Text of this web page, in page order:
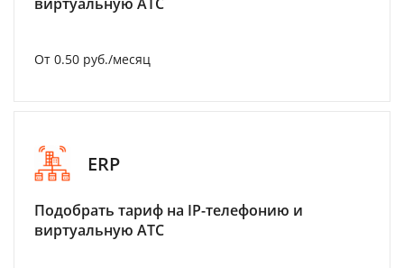
виртуальную АТС
От 0.50 руб./месяц
ERP
Подобрать тариф на IP-телефонию и
виртуальную АТС